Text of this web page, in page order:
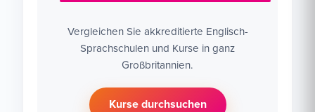
Vergleichen Sie akkreditierte Englisch-
Sprachschulen und Kurse in ganz
Großbritannien.
Kurse durchsuchen